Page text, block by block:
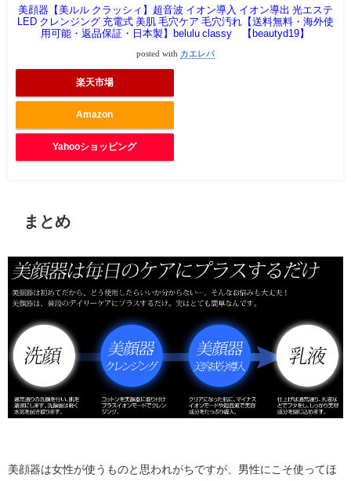
美顔器【美ルル クラッシィ】超音波 イオン導入 イオン導出 光エステ
LED クレンジング 充電式 美肌 毛穴ケア 毛穴汚れ【送料無料・海外使
用可能・返品保証・日本製】belulu classy 【beautyd19】
posted with カエレバ
楽天市場
Amazon
Yahooショッピング
まとめ
美顔器は女性が使うものと思われがちですが、男性にこそ使ってほ